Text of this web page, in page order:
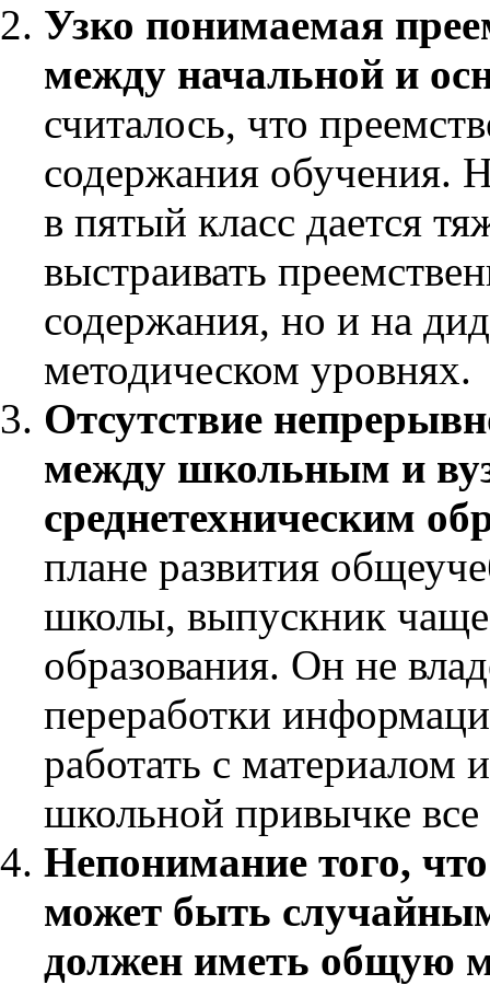
Узко понимаемая
между начальной и
считалось, что
содержания обучения.
в пятый класс дается
выстраивать
содержания, но и на
методическом уровнях.
Отсутствие
между школьным и
среднетехническим
плане развития
школы, выпускник чаще
образования. Он не
переработки
работать с материалом
школьной привычке все
Непонимание того,
может быть
должен иметь общую